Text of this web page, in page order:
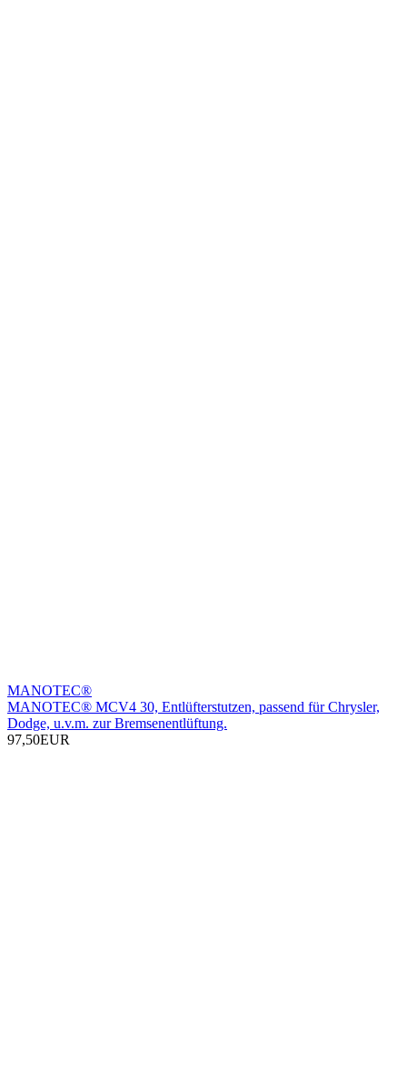
MANOTEC®
MANOTEC® MCV4 30, Entlüfterstutzen, passend für Chrysler,
Dodge, u.v.m. zur Bremsenentlüftung.
97,50EUR